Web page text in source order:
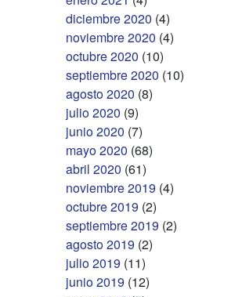
diciembre 2020 (4)
noviembre 2020 (4)
octubre 2020 (10)
septiembre 2020 (10)
agosto 2020 (8)
julio 2020 (9)
junio 2020 (7)
mayo 2020 (68)
abril 2020 (61)
noviembre 2019 (4)
octubre 2019 (2)
septiembre 2019 (2)
agosto 2019 (2)
julio 2019 (11)
junio 2019 (12)